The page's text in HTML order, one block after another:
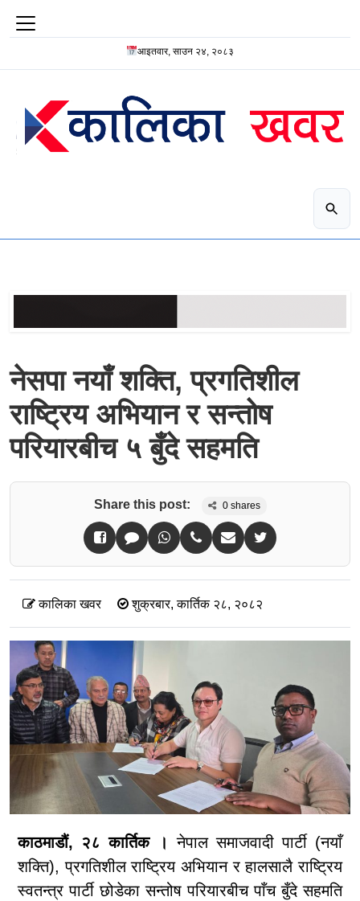
आइतवार, साउन २४, २०८३
नेसपा नयाँ शक्ति, प्रगतिशील
राष्ट्रिय अभियान र सन्तोष
परियारबीच ५ बुँदे सहमति
Share this post: 0 shares
कालिका खवर शुक्रबार, कार्तिक २८, २०८२
काठमाडौं, २८ कार्तिक । नेपाल समाजवादी पार्टी (नयाँ
शक्ति), प्रगतिशील राष्ट्रिय अभियान र हालसालै राष्ट्रिय
स्वतन्त्र पार्टी छोडेका सन्तोष परियारबीच पाँच बुँदे सहमति